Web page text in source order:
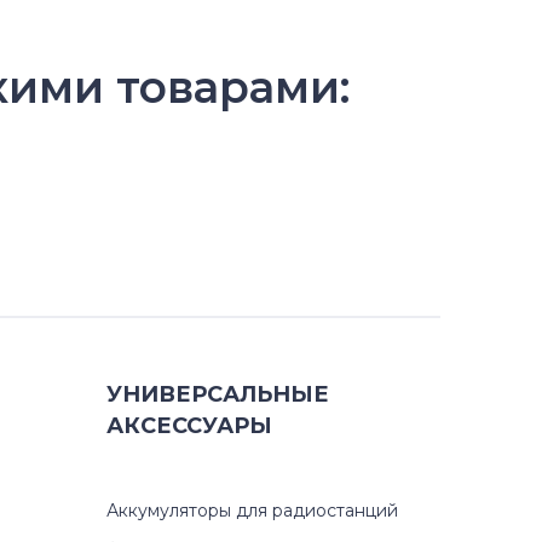
товарами:
УНИВЕРСАЛЬНЫЕ
АКСЕССУАРЫ
Аккумуляторы для радиостанций